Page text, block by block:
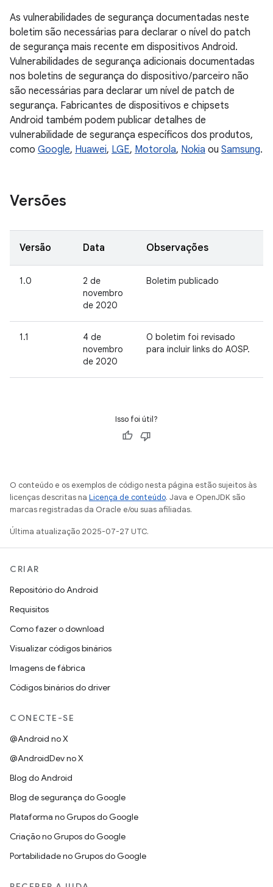
As vulnerabilidades de segurança documentadas neste
boletim são necessárias para declarar o nível do patch
de segurança mais recente em dispositivos Android.
Vulnerabilidades de segurança adicionais documentadas
nos boletins de segurança do dispositivo / parceiro não
são necessárias para declarar um nível de patch de
segurança. Fabricantes de dispositivos e chipsets
Android também podem publicar detalhes de
vulnerabilidade de segurança específicos dos produtos,
como Google, Huawei, LGE, Motorola, Nokia ou Samsung.
Versões
Versão Data Observações
1.0
2 de
novembro
de 2020
Boletim publicado
1.1
4 de
novembro
de 2020
O boletim foi revisado
para incluir links do AOSP.
Isso foi útil?
O conteúdo e os exemplos de código nesta página estão sujeitos às
licenças descritas na Licença de conteúdo. Java e OpenJDK são
marcas registradas da Oracle e/ou suas afiliadas.
Última atualização 2025-07-27 UTC.
CRIAR
Repositório do Android
Requisitos
Como fazer o download
Visualizar códigos binários
Imagens de fábrica
Códigos binários do driver
CONECTE-SE
@Android no X
@AndroidDev no X
Blog do Android
Blog de segurança do Google
Plataforma no Grupos do Google
Criação no Grupos do Google
Portabilidade no Grupos do Google